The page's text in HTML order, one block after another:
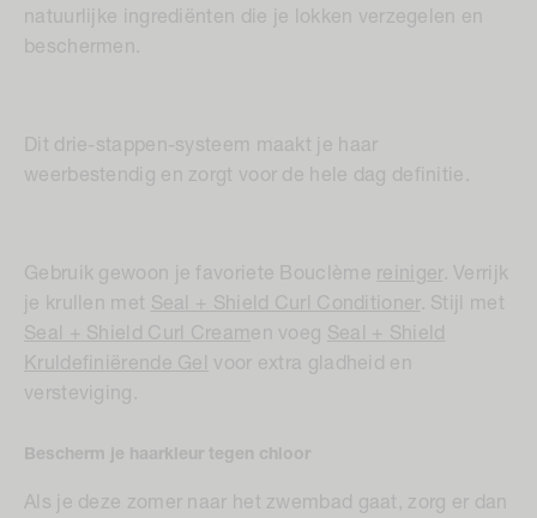
natuurlijke ingrediënten die je lokken verzegelen en
beschermen.
Dit drie-stappen-systeem maakt je haar
weerbestendig en zorgt voor de hele dag definitie.
Gebruik gewoon je favoriete Bouclème reiniger. Verrijk
je krullen met Seal + Shield Curl Conditioner. Stijl met
Seal + Shield Curl Creamen voeg Seal + Shield
Kruldefiniërende Gel
voor extra gladheid en
versteviging.
Bescherm je haarkleur tegen chloor
Als je deze zomer naar het zwembad gaat, zorg er dan